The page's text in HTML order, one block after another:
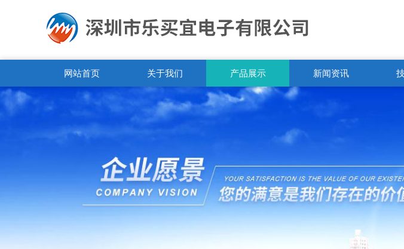
网站首页 关于我们 产品展示 新闻资讯